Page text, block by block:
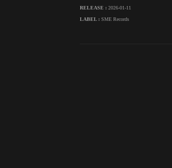
RELEASE : 2026-01-11
LABEL : SME Records